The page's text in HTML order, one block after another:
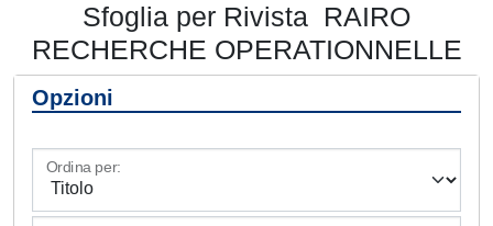
Sfoglia per Rivista RAIRO
RECHERCHE OPERATIONNELLE
Opzioni
Ordina per: